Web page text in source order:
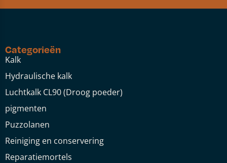
Categorieën
Kalk
Hydraulische kalk
Luchtkalk CL90 (Droog poeder)
pigmenten
Puzzolanen
Reiniging en conservering
Reparatiemortels